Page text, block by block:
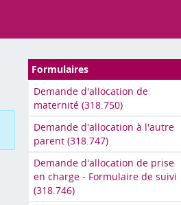
Formulaires
Demande d'allocation de
maternité (318.750)
Demande d'allocation à l'autre
parent (318.747)
Demande d'allocation de prise
en charge - Formulaire de suivi
(318.746)